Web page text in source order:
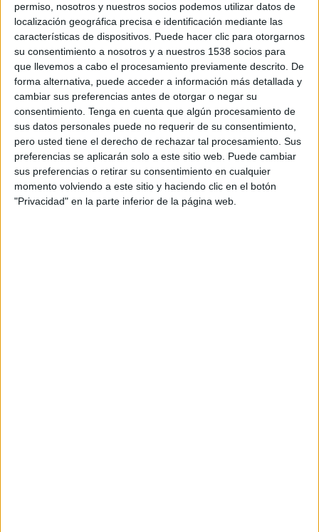
permiso, nosotros y nuestros socios podemos utilizar datos de
localización geográfica precisa e identificación mediante las
características de dispositivos. Puede hacer clic para otorgarnos
su consentimiento a nosotros y a nuestros 1538 socios para
que llevemos a cabo el procesamiento previamente descrito. De
forma alternativa, puede acceder a información más detallada y
cambiar sus preferencias antes de otorgar o negar su
consentimiento. Tenga en cuenta que algún procesamiento de
sus datos personales puede no requerir de su consentimiento,
pero usted tiene el derecho de rechazar tal procesamiento. Sus
preferencias se aplicarán solo a este sitio web. Puede cambiar
sus preferencias o retirar su consentimiento en cualquier
momento volviendo a este sitio y haciendo clic en el botón
"Privacidad" en la parte inferior de la página web.
Anunciante: Eurofred
Marca: Daitsu
Contacto cliente: Virginia Botey
Agencia de medios: Havas Media (Havas Media
Network)
Business managing partner: Patricia Alonso
Agencia de contenido transmedia: Havas Play
(Havas Media Network)